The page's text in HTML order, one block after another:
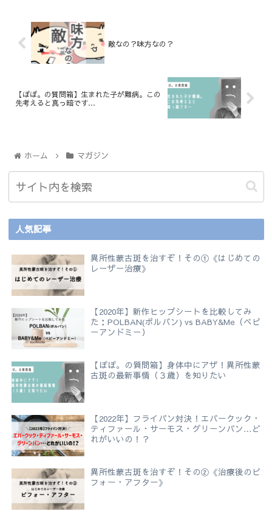
敵なの？味方なの？
【ぽぽ。の質問箱】生まれた子が難病。この
先考えると真っ暗です…
ホーム マガジン
人気記事
異所性蒙古斑を治すぞ！その①《はじめての
レーザー治療》
【2020年】新作ヒップシートを比較してみ
た：POLBAN(ポルバン) vs BABY&Me（ベビ
ーアンドミー）
【ぽぽ。の質問箱】身体中にアザ！異所性蒙
古斑の最新事情（３歳）を知りたい
【2022年】フライパン対決！エバークック・
ティファール・サーモス・グリーンパン…ど
れがいいの！？
異所性蒙古斑を治すぞ！その②《治療後のビ
フォー・アフター》